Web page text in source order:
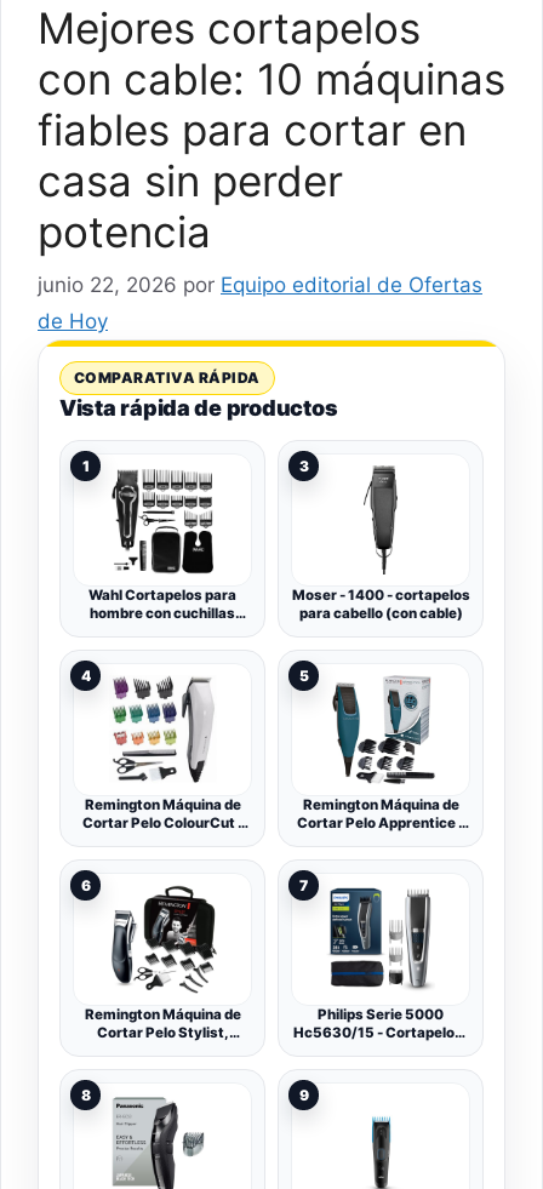
Mejores cortapelos
con cable: 10 máquinas
fiables para cortar en
casa sin perder
potencia
junio 22, 2026 por Equipo editorial de Ofertas
de Hoy
COMPARATIVA RÁPIDA
Vista rápida de productos
1
Wahl Cortapelos para
hombre con cuchillas
precisión, afeitadora de
cortapelos para hombre,
peines de corte Secure Fit
Premium, peluqueros
profesionales, con cable
3
Moser - 1400 - cortapelos
para cabello (con cable)
4
Remington Máquina de
Cortar Pelo ColourCut -
Cuchillas de Acero
Inoxidable, 9 Peines,
Palanca Selección
Longitud, 4 Accesorios:
Tijeras, Peine, Cepillo
Limpieza y Cuello -
HC5035
5
Remington Máquina de
Cortar Pelo Apprentice -
Cuchillas de Acero
Inoxidable, 5 Peines, 4
Accesorios: Peine,
Capuchón Protector
Cuchilla, Cepillo Limpieza
y Cuello - HC5020
6
Remington Máquina de
Cortar Pelo Stylist,
Inalámbrico, Cuchillas de
Cerámica Avanzada, 8
Peines, 40 min
Autonomía, Palanca
Selección Longitud,
Maletín y 5 Accesorios -
HC363C, unisex.
7
Philips Serie 5000
Hc5630/15 - Cortapelos,
Para Estilo Deseado, 90
Min de Uso Sin Cable,
Incluye 3 Peines-Guía y
Funda
8 9